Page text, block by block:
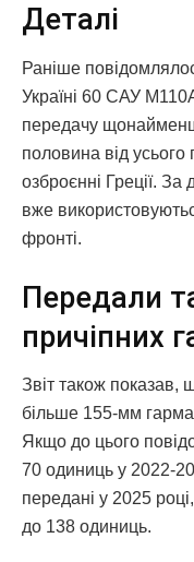
Деталі
Раніше
Україні 60 САУ
передачу
половина від
озброєнні Греції.
вже
фронті.
Передали
причіпних
Звіт також показав,
більше 155-мм
Якщо до цього
70 одиниць у 2022-
передані у 2025
до 138 одиниць.